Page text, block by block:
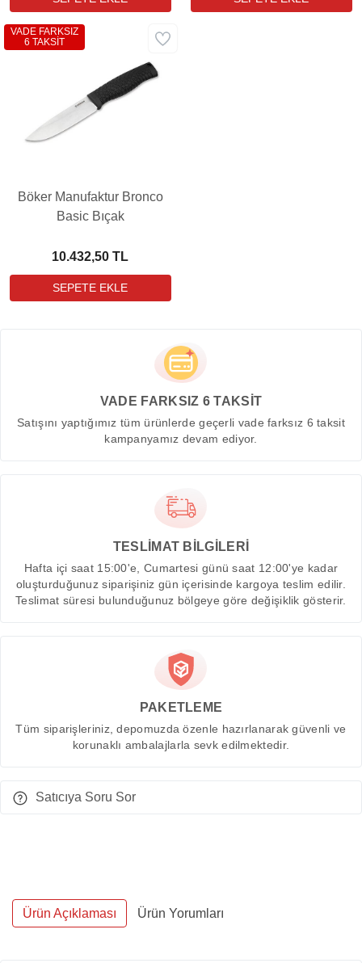
Böker Manufaktur Bronco
Basic Bıçak
10.432,50 TL
VADE FARKSIZ
6 TAKSİT
VADE FARKSIZ 6 TAKSİT
Satışını yaptığımız tüm ürünlerde geçerli vade farksız 6 taksit
kampanyamız devam ediyor.
TESLİMAT BİLGİLERİ
Hafta içi saat 15:00'e, Cumartesi günü saat 12:00'ye kadar
oluşturduğunuz siparişiniz gün içerisinde kargoya teslim edilir.
Teslimat süresi bulunduğunuz bölgeye göre değişiklik gösterir.
PAKETLEME
Tüm siparişleriniz, depomuzda özenle hazırlanarak güvenli ve
korunaklı ambalajlarla sevk edilmektedir.
Satıcıya Soru Sor
Ürün Açıklaması Ürün Yorumları